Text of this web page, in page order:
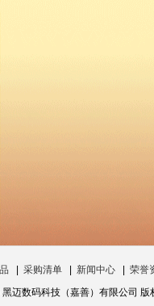
| 采购清单 | 新闻中心 | 荣誉
迈数码科技（嘉善）有限公司 版